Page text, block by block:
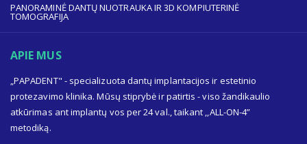
PANORAMINĖ DANTŲ NUOTRAUKA IR 3D KOMPIUTERINĖ
TOMOGRAFIJA
APIE MUS
„PAPADENT" - specializuota dantų implantacijos ir estetinio
protezavimo klinika. Mūsų stiprybė ir patirtis - viso žandikaulio
atkūrimas ant implantų vos per 24 val., taikant ,,ALL-ON-4”
metodiką.